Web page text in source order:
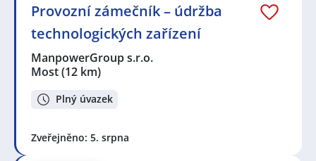
Provozní zámečník – údržba
technologických zařízení
ManpowerGroup s.r.o.
Most(12 km)
Plný úvazek
Zveřejněno: 5. srpna